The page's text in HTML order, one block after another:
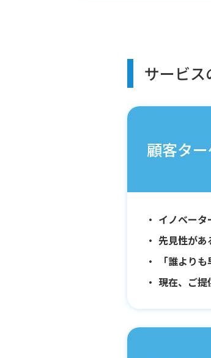
サービス
顧客タ
イノベー
先見性が
「誰より
現在、ご提